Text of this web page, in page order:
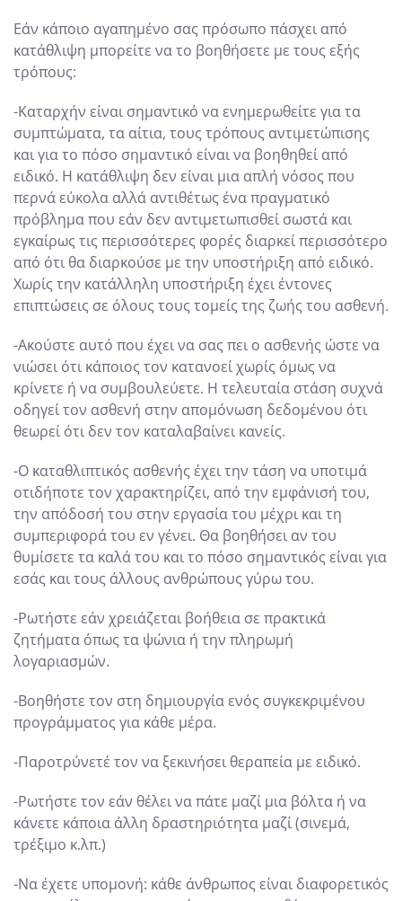
Εάν κάποιο αγαπημένο σας πρόσωπο πάσχει από
κατάθλιψη μπορείτε να το βοηθήσετε με τους εξής
τρόπους:
-Καταρχήν είναι σημαντικό να ενημερωθείτε για τα
συμπτώματα, τα αίτια, τους τρόπους αντιμετώπισης
και για το πόσο σημαντικό είναι να βοηθηθεί από
ειδικό. Η κατάθλιψη δεν είναι μια απλή νόσος που
περνά εύκολα αλλά αντιθέτως ένα πραγματικό
πρόβλημα που εάν δεν αντιμετωπισθεί σωστά και
εγκαίρως τις περισσότερες φορές διαρκεί περισσότερο
από ότι θα διαρκούσε με την υποστήριξη από ειδικό.
Χωρίς την κατάλληλη υποστήριξη έχει έντονες
επιπτώσεις σε όλους τους τομείς της ζωής του ασθενή.
-Ακούστε αυτό που έχει να σας πει ο ασθενής ώστε να
νιώσει ότι κάποιος τον κατανοεί χωρίς όμως να
κρίνετε ή να συμβουλεύετε. Η τελευταία στάση συχνά
οδηγεί τον ασθενή στην απομόνωση δεδομένου ότι
θεωρεί ότι δεν τον καταλαβαίνει κανείς.
-Ο καταθλιπτικός ασθενής έχει την τάση να υποτιμά
οτιδήποτε τον χαρακτηρίζει, από την εμφάνισή του,
την απόδοσή του στην εργασία του μέχρι και τη
συμπεριφορά του εν γένει. Θα βοηθήσει αν του
θυμίσετε τα καλά του και το πόσο σημαντικός είναι για
εσάς και τους άλλους ανθρώπους γύρω του.
-Ρωτήστε εάν χρειάζεται βοήθεια σε πρακτικά
ζητήματα όπως τα ψώνια ή την πληρωμή
λογαριασμών.
-Βοηθήστε τον στη δημιουργία ενός συγκεκριμένου
προγράμματος για κάθε μέρα.
-Παροτρύνετέ τον να ξεκινήσει θεραπεία με ειδικό.
-Ρωτήστε τον εάν θέλει να πάτε μαζί μια βόλτα ή να
κάνετε κάποια άλλη δραστηριότητα μαζί (σινεμά,
τρέξιμο κ.λπ.)
-Να έχετε υπομονή: κάθε άνθρωπος είναι διαφορετικός